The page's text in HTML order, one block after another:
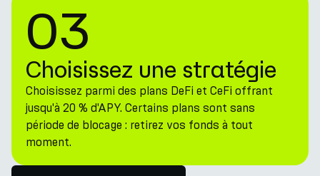
03
Choisissez une stratégie
Choisissez parmi des plans DeFi et CeFi offrant
jusqu'à 20 % d'APY. Certains plans sont sans
période de blocage : retirez vos fonds à tout
moment.